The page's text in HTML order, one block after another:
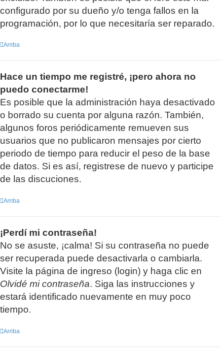
configurado por su dueño y/o tenga fallos en la
programación, por lo que necesitaría ser reparado.
Arriba
Hace un tiempo me registré, ¡pero ahora no
puedo conectarme!
Es posible que la administración haya desactivado
o borrado su cuenta por alguna razón. También,
algunos foros periódicamente remueven sus
usuarios que no publicaron mensajes por cierto
periodo de tiempo para reducir el peso de la base
de datos. Si es así, registrese de nuevo y participe
de las discuciones.
Arriba
¡Perdí mi contraseña!
No se asuste, ¡calma! Si su contraseña no puede
ser recuperada puede desactivarla o cambiarla.
Visite la página de ingreso (login) y haga clic en
Olvidé mi contraseña. Siga las instrucciones y
estará identificado nuevamente en muy poco
tiempo.
Arriba